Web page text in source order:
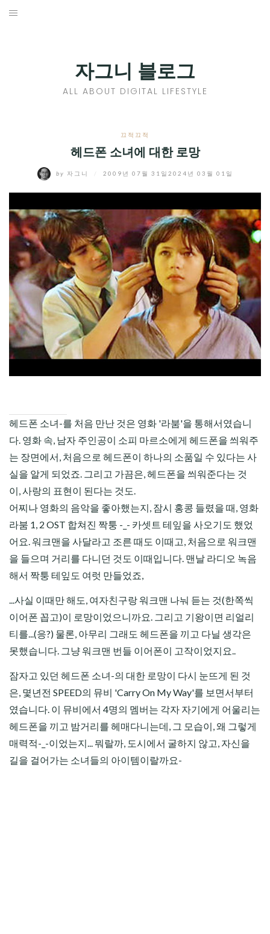
Skip
자그니 블로그
ALL ABOUT DIGITAL LIFESTYLE
끄적끄적
헤드폰 소녀에 대한 로망
by 자그니 2009년 07월 31일 2024년 03월 01일
헤드폰 소녀-를 처음 만난 것은 영화 '라붐'을 통해서였습니
다. 영화 속, 남자 주인공이 소피 마르소에게 헤드폰을 씌워주
는 장면에서, 처음으로 헤드폰이 하나의 소품일 수 있다는 사
실을 알게 되었죠. 그리고 가끔은, 헤드폰을 씌워준다는 것
이,사랑의 표현이 된다는 것도.
어찌나 영화의 음악을 좋아했는지, 잠시 홍콩 들렸을 때, 영화
라붐 1, 2 OST 합쳐진 짝퉁 -_- 카셋트 테잎을 사오기도 했었
어요. 워크맨을 사달라고 조른 때도 이때고, 처음으로 워크맨
을 들으며 거리를 다니던 것도 이때입니다. 맨날 라디오 녹음
해서 짝퉁 테잎도 여럿 만들었죠,
...사실 이때만 해도, 여자친구랑 워크맨 나눠 듣는 것(한쪽씩
이어폰 꼽고)이 로망이었으니까요. 그리고 기왕이면 리얼리
티를...(응?) 물론, 아무리 그래도 헤드폰을 끼고 다닐 생각은
못했습니다. 그냥 워크맨 번들 이어폰이 고작이었지요..
잠자고 있던 헤드폰 소녀-의 대한 로망이 다시 눈뜨게 된 것
은, 몇년전 SPEED의 뮤비 'Carry On My Way'를 보면서부터
였습니다. 이 뮤비에서 4명의 멤버는 각자 자기에게 어울리는
헤드폰을 끼고 밤거리를 헤매다니는데, 그 모습이, 왜 그렇게
매력적-_-이었는지... 뭐랄까, 도시에서 굴하지 않고, 자신을
길을 걸어가는 소녀들의 아이템이랄까요-
CHILD
MENU
디지털라이프
CHILD
MENU
신제품
EXPAND
CHILD
MENU
제품리뷰
EXPAND
CHILD
MENU